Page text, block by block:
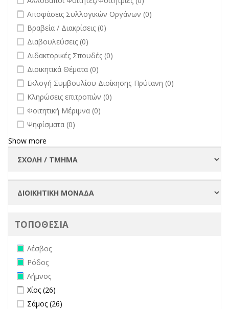
undefined
Αποφάσεις Συλλογικών Οργάνων (0)
undefined
Βραβεία / Διακρίσεις (0)
undefined
Διαβουλεύσεις (0)
undefined
Διδακτορικές Σπουδές (0)
undefined
Διοικητικά Θέματα (0)
undefined
Εκλογή Συμβουλίου Διοίκησης-Πρύτανη (0)
undefined
Κληρώσεις επιτροπών (0)
undefined
Φοιτητική Μέριμνα (0)
undefined
Ψηφίσματα (0)
Show more
ΤΟΠΟΘΕΣΙΑ
Remove Λέσβος filter
Λέσβος
Remove Ρόδος filter
Ρόδος
Remove Λήμνος filter
Λήμνος
Apply Χίος filter
Χίος (26)
Apply Σάμος filter
Σάμος (26)